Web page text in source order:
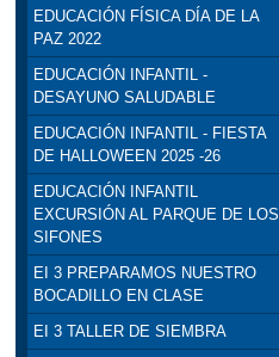
EDUCACIÓN FÍSICA DÍA DE LA
PAZ 2022
EDUCACIÓN INFANTIL -
DESAYUNO SALUDABLE
EDUCACIÓN INFANTIL - FIESTA
DE HALLOWEEN 2025 -26
EDUCACIÓN INFANTIL
EXCURSIÓN AL PARQUE DE LOS
SIFONES
EI 3 PREPARAMOS NUESTRO
BOCADILLO EN CLASE
EI 3 TALLER DE SIEMBRA